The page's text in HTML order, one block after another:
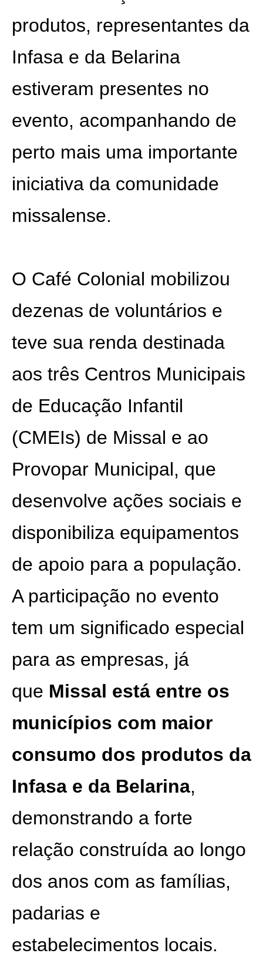
produtos, representantes da
Infasa e da Belarina
estiveram presentes no
evento, acompanhando de
perto mais uma importante
iniciativa da comunidade
missalense.
O Café Colonial mobilizou
dezenas de voluntários e
teve sua renda destinada
aos três Centros Municipais
de Educação Infantil
(CMEIs) de Missal e ao
Provopar Municipal, que
desenvolve ações sociais e
disponibiliza equipamentos
de apoio para a população.
A participação no evento
tem um significado especial
para as empresas, já
que Missal está entre os
municípios com maior
consumo dos produtos da
Infasa e da Belarina,
demonstrando a forte
relação construída ao longo
dos anos com as famílias,
padarias e
estabelecimentos locais.